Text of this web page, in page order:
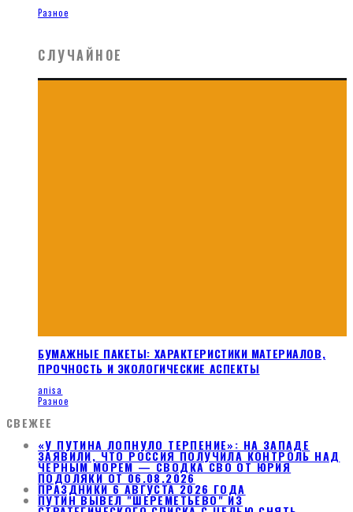
Разное
СЛУЧАЙНОЕ
БУМАЖНЫЕ ПАКЕТЫ: ХАРАКТЕРИСТИКИ МАТЕРИАЛОВ,
ПРОЧНОСТЬ И ЭКОЛОГИЧЕСКИЕ АСПЕКТЫ
anisa
Разное
СВЕЖЕЕ
«У ПУТИНА ЛОПНУЛО ТЕРПЕНИЕ»: НА ЗАПАДЕ
ЗАЯВИЛИ, ЧТО РОССИЯ ПОЛУЧИЛА КОНТРОЛЬ НАД
ЧЕРНЫМ МОРЕМ — СВОДКА СВО ОТ ЮРИЯ
ПОДОЛЯКИ ОТ 06.08.2026
ПРАЗДНИКИ 6 АВГУСТА 2026 ГОДА
ПУТИН ВЫВЕЛ "ШЕРЕМЕТЬЕВО" ИЗ